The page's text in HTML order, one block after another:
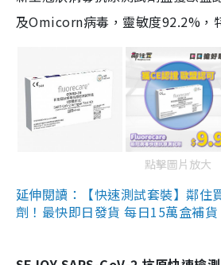
及Omicorn病毒，靈敏度92.2%，
點擊圖片放大
延伸閱讀：【快速測試套裝】鄰住
劑！最快即日發貨 每日15萬盒補貨